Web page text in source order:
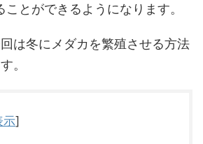
ことができるようになります。
は冬にメダカを繁殖させる方法
。
示]